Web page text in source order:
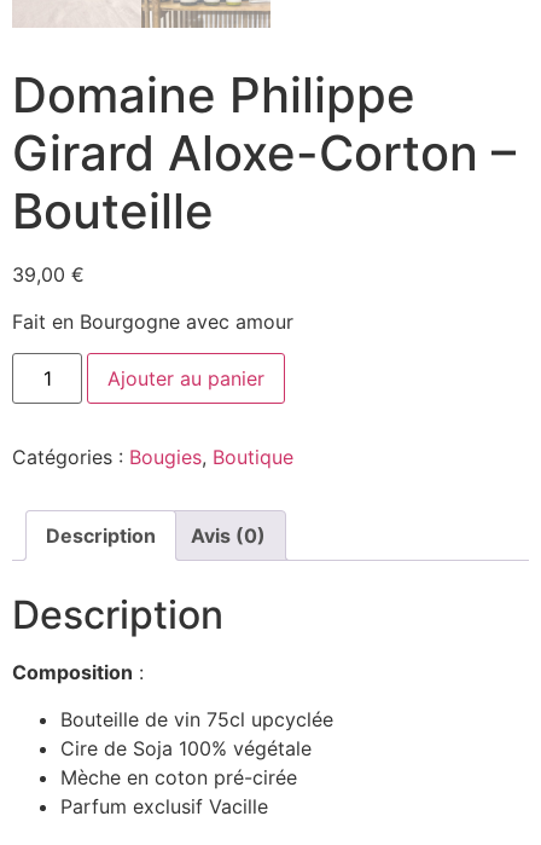
Domaine Philippe
Girard Aloxe-Corton –
Bouteille
39,00 €
Fait en Bourgogne avec amour
Ajouter au panier
Catégories : Bougies, Boutique
Description Avis (0)
Description
Composition :
Bouteille de vin 75cl upcyclée
Cire de Soja 100% végétale
Mèche en coton pré-cirée
Parfum exclusif Vacille